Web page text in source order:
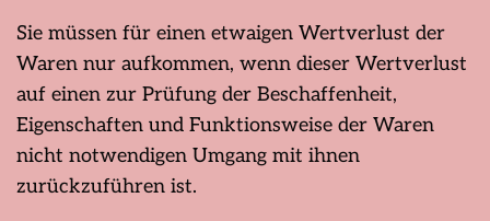
Sie müssen für einen etwaigen Wertverlust der
Waren nur aufkommen, wenn dieser Wertverlust
auf einen zur Prüfung der Beschaffenheit,
Eigenschaften und Funktionsweise der Waren
nicht notwendigen Umgang mit ihnen
zurückzuführen ist.